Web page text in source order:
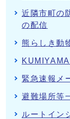
近隣市町の
の配信
熊らしき動
緊急速報メ
避難場所等
ルートイン